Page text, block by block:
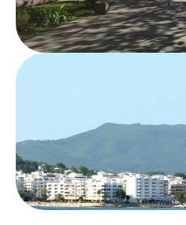
limpias y ambiente relajado.
Para los que quieran
cuenta con varias
Museo Etnográfico
desde donde se obtienen
del entorno. Y si lo vuestro
encontraréis excursiones
acuáticos para todos los